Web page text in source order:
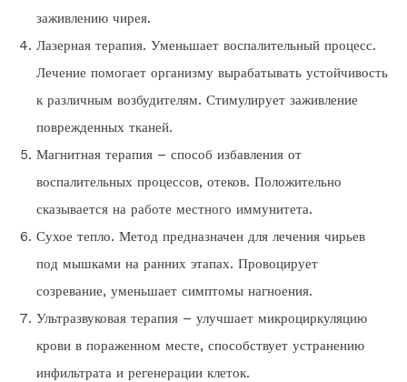
заживлению чирея.
Лазерная терапия. Уменьшает воспалительный процесс.
Лечение помогает организму вырабатывать устойчивость
к различным возбудителям. Стимулирует заживление
поврежденных тканей.
Магнитная терапия – способ избавления от
воспалительных процессов, отеков. Положительно
сказывается на работе местного иммунитета.
Сухое тепло. Метод предназначен для лечения чирьев
под мышками на ранних этапах. Провоцирует
созревание, уменьшает симптомы нагноения.
Ультразвуковая терапия – улучшает микроциркуляцию
крови в пораженном месте, способствует устранению
инфильтрата и регенерации клеток.